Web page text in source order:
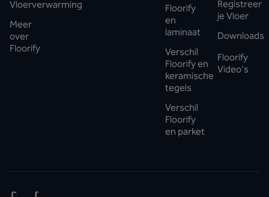
Vloerverwarming
Meer
over
Floorify
Floorify
en
laminaat
Verschil
Floorify en
keramische
tegels
Verschil
Floorify
en parket
Registreer
je Vloer
Downloads
Floorify
Video's